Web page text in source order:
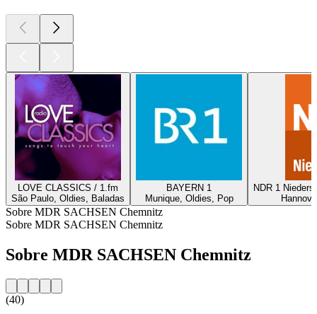
LOVE CLASSICS / 1.fm
São Paulo, Oldies, Baladas
BAYERN 1
Munique, Oldies, Pop
NDR 1
Sobre MDR SACHSEN Chemnitz
Sobre MDR SACHSEN Chemnitz
Sobre MDR SACHSEN Chemnitz
(40)